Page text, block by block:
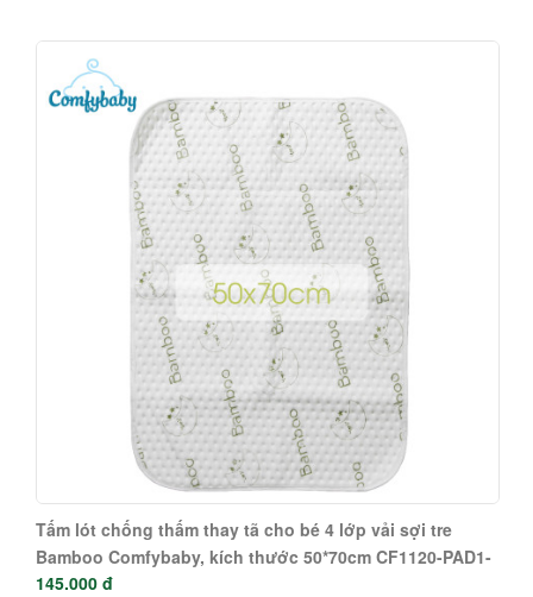
Tấm lót chống thấm thay tã cho bé 4 lớp vải sợi tre
Bamboo Comfybaby, kích thước 50*70cm CF1120-PAD1-
S
145.000 đ